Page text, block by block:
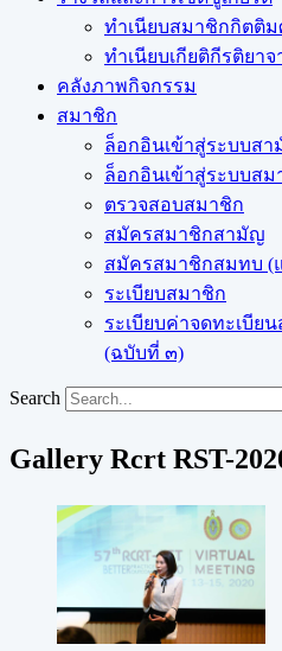
ทำเนียบสมาชิกกิตติ
ทำเนียบเกียติกีรติยาจ
คลังภาพกิจกรรม
สมาชิก
ล็อกอินเข้าสู่ระบบส
ล็อกอินเข้าสู่ระบบส
ตรวจสอบสมาชิก
สมัครสมาชิกสามัญ
สมัครสมาชิกสมทบ (
ระเบียบสมาชิก
ระเบียบค่าจดทะเบี
(ฉบับที่ ๓)
Search
Gallery Rcrt RST-